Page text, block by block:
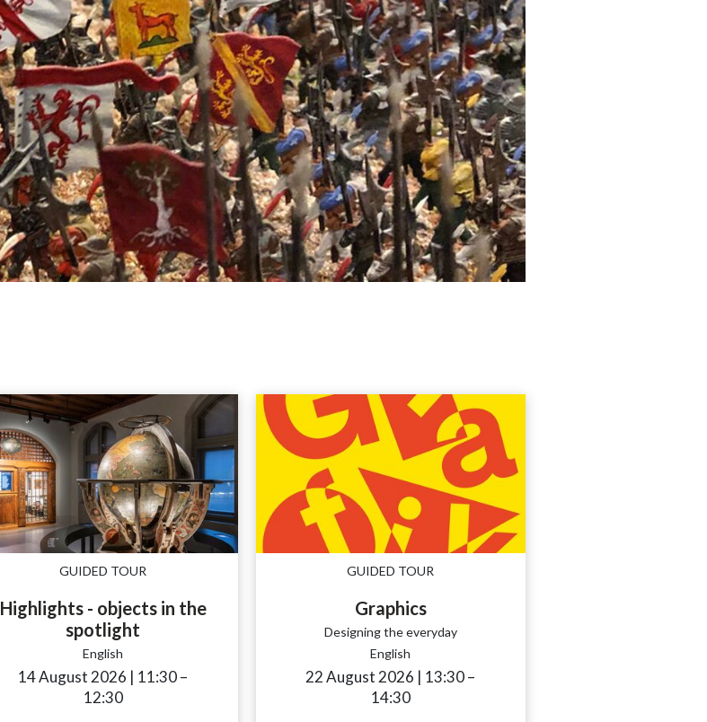
GUIDED TOUR
Highlights - objects in the
spotlight
English
14 August 2026 | 11:30accessibility.time_to
–
12:30
GUIDED TOUR
Graphics
Designing the everyday
English
22 August 2026 | 13:30accessibility.time_to
–
14:30